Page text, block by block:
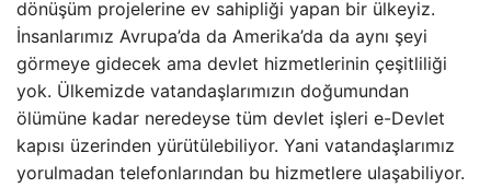
dönüşüm projelerine ev sahipliği yapan bir ülkeyiz.
İnsanlarımız Avrupa’da da Amerika’da da aynı şeyi
görmeye gidecek ama devlet hizmetlerinin çeşitliliği
yok. Ülkemizde vatandaşlarımızın doğumundan
ölümüne kadar neredeyse tüm devlet işleri e-Devlet
kapısı üzerinden yürütülebiliyor. Yani vatandaşlarımız
yorulmadan telefonlarından bu hizmetlere ulaşabiliyor.